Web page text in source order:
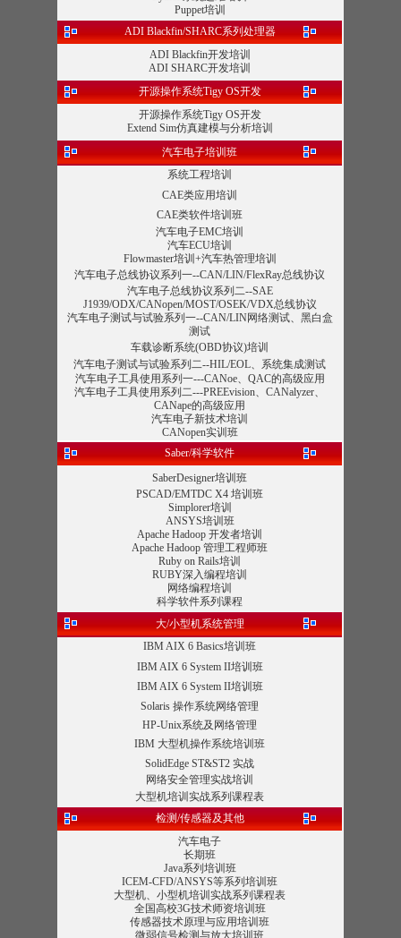
Puppet培训
ADI Blackfin/SHARC系列处理器
ADI Blackfin开发培训
ADI SHARC开发培训
开源操作系统Tigy OS开发
开源操作系统Tigy OS开发
Extend Sim仿真建模与分析培训
汽车电子培训班
系统工程培训
CAE类应用培训
CAE类软件培训班
汽车电子EMC培训
汽车ECU培训
Flowmaster培训+汽车热管理培训
汽车电子总线协议系列一--CAN/LIN/FlexRay总线协议
汽车电子总线协议系列二--SAE
J1939/ODX/CANopen/MOST/OSEK/VDX总线协议
汽车电子测试与试验系列一--CAN/LIN网络测试、黑白盒
测试
车载诊断系统(OBD协议)培训
汽车电子测试与试验系列二--HIL/EOL、系统集成测试
汽车电子工具使用系列一---CANoe、QAC的高级应用
汽车电子工具使用系列二---PREEvision、CANalyzer、
CANape的高级应用
汽车电子新技术培训
CANopen实训班
Saber/科学软件
SaberDesigner培训班
PSCAD/EMTDC X4 培训班
Simplorer培训
ANSYS培训班
Apache Hadoop 开发者培训
Apache Hadoop 管理工程师班
Ruby on Rails培训
RUBY深入编程培训
网络编程培训
科学软件系列课程
大/小型机系统管理
IBM AIX 6 Basics培训班
IBM AIX 6 System II培训班
IBM AIX 6 System II培训班
Solaris 操作系统网络管理
HP-Unix系统及网络管理
IBM 大型机操作系统培训班
SolidEdge ST&ST2 实战
网络安全管理实战培训
大型机培训实战系列课程表
检测/传感器及其他
汽车电子
长期班
Java系列培训班
ICEM-CFD/ANSYS等系列培训班
大型机、小型机培训实战系列课程表
全国高校3G技术师资培训班
传感器技术原理与应用培训班
微弱信号检测与放大培训班